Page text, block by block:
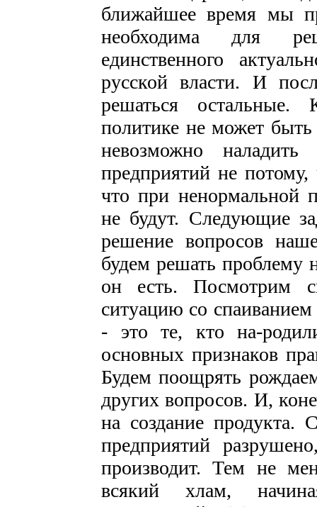
ближайшее время мы
необходима для
единственного
русской власти. И
решаться
политике не может
невозможно наладить
предприятий не
что при ненормальной
не будут. Следующие
решение вопросов
будем решать проблему
он есть. Посмотрим
ситуацию со
- это те, кто на-
основных признаков
Будем поощрять
других вопросов. И,
на создание продукта.
предприятий
производит. Тем не
всякий хлам,